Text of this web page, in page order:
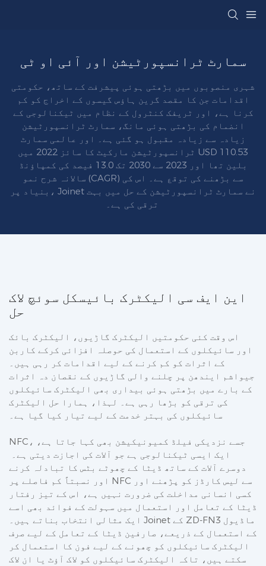
سمارٹ ٹرانسپورٹیشن اور آئی او ٹی
شہری منصوبوں میں بڑھتی ہوئی پیشرفت کے ساتھ، حکومتی
اقدامات جن کا مقصد گرین ہاؤس گیسوں کے اخراج کو کم
کرنا ہے، اور ٹریفک کنٹرول کے نظام میں ٹیکنالوجی کے
انضمام کی بڑھتی ہوئی مانگ، سمارٹ ٹرانسپورٹیشن
زیادہ سے زیادہ مقبول ہو گئی ہے۔ اور عالمی سمارٹ
ٹرانسپورٹیشن مارکیٹ کا سائز 2022 میں USD 110.53
بلین تھا اور 2023 سے 2030 تک 13.0 فیصد کی کمپاؤنڈ
سالانہ شرح نمو (CAGR) سے بڑھنے کی توقع ہے۔ اس کی
بنیاد پر، Joinet نے سمارٹ ٹرانسپورٹیشن کے حل میں بہت
این ایف سی الیکٹرک بائیسکل سوئچ لاک
حل
اس وقت کئی حکومتیں الیکٹرک گاڑیوں، الیکٹرک بائک
اور سائیکلوں کے استعمال کی حوصلہ افزائی کرکے کاربن
کے اثرات کو کم کرنے کے لیے اقدامات کر رہی ہیں۔
جیواشم ایندھن پر چلنے والی گاڑیوں کے نقصان دہ اثرات
کے بارے میں بڑھتی ہوئی بیداری بھی الیکٹرک سائیکلوں
کی ترقی کو بڑھا رہی ہے۔ لہذا، ہمارا حل الیکٹرک
سائیکلوں کی بہتر خدمت کے لیے تیار کیا گیا ہے۔
NFC، جسے نزدیکی فیلڈ کمیونیکیشن بھی کہا جاتا ہے،
ایک ایسی ٹیکنالوجی ہے جو آلات کی اجازت دیتی ہے۔
دوسرے آلات کے ساتھ ڈیٹا کے چھوٹے بٹس کا تبادلہ کرنے
اور نسبتاً کم فاصلے پر NFC سے لیس کارڈز کو پڑھنے اور
کسی انسانی مداخلت کی ضرورت نہیں ہے، اس کے تیز رفتار
ڈیٹا کے تعامل اور استعمال میں سہولت کے فوائد بھی اسے
ایک مثالی انتخاب بناتے ہیں۔ Joinet کے ZD-FN3 ماڈیول
کے استعمال کے ذریعے، صارفین ڈیٹا کے تعامل کے لیے صرف
الیکٹرک سائیکلوں کو چھونے کے لیے فون کا استعمال کر
سکتے ہیں، تاکہ الیکٹرک سائیکلوں کو لاک آؤٹ یا ان لاک